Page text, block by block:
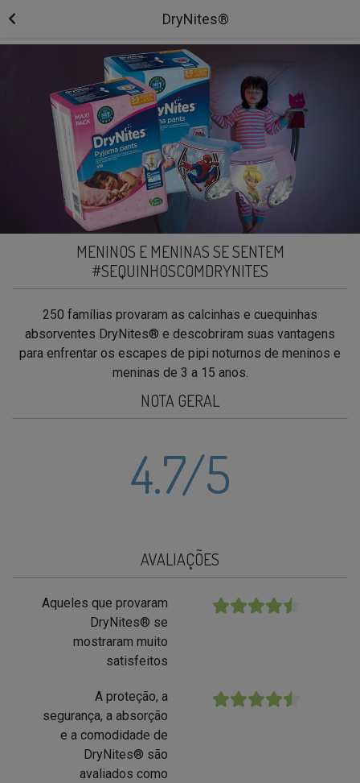
DryNites®
MENINOS E MENINAS SE SENTEM
#SEQUINHOSCOMDRYNITES
250 famílias provaram as calcinhas e cuequinhas
absorventes DryNites® e descobriram suas vantagens
para enfrentar os escapes de pipi noturnos de meninos e
meninas de 3 a 15 anos.
NOTA GERAL
4.7/5
AVALIAÇÕES
Aqueles que provaram
DryNites® se
mostraram muito
satisfeitos
★★★★★
A proteção, a
segurança, a absorção
e a comodidade de
DryNites® são
avaliados como
★★★★★